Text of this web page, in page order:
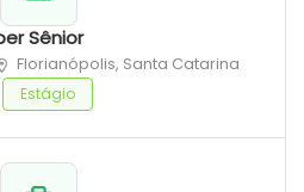
Sênior
Florianópolis, Santa Catarina
Estágio